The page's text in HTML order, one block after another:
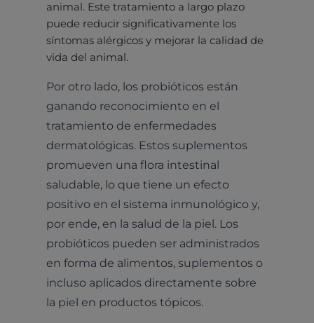
animal. Este tratamiento a largo plazo
puede reducir significativamente los
síntomas alérgicos y mejorar la calidad de
vida del animal.
Por otro lado, los probióticos están
ganando reconocimiento en el
tratamiento de enfermedades
dermatológicas. Estos suplementos
promueven una flora intestinal
saludable, lo que tiene un efecto
positivo en el sistema inmunológico y,
por ende, en la salud de la piel. Los
probióticos pueden ser administrados
en forma de alimentos, suplementos o
incluso aplicados directamente sobre
la piel en productos tópicos.